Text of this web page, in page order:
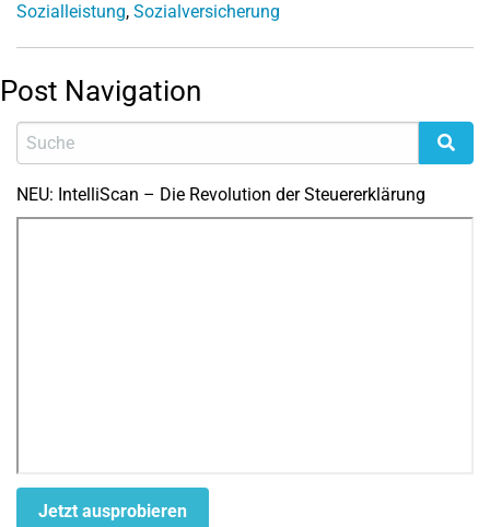
Sozialleistung, Sozialversicherung
Post Navigation
NEU: IntelliScan – Die Revolution der Steuererklärung
Jetzt ausprobieren